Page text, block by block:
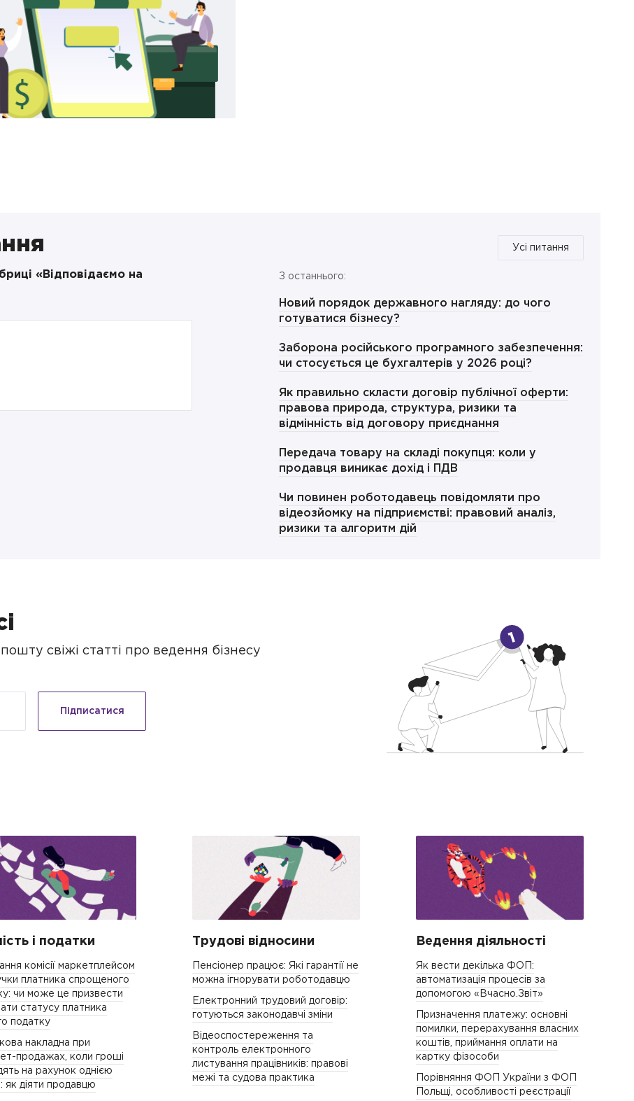
«Відповідаємо на
З останнього:
Новий порядок державного нагляду: до чого
готуватися бізнесу?
Заборона російського програмного забезпечення:
чи стосується це бухгалтерів у 2026 році?
Як правильно скласти договір публічної оферти:
правова природа, структура, ризики та
відмінність від договору приєднання
Передача товару на складі покупця: коли у
продавця виникає дохід і ПДВ
Чи повинен роботодавець повідомляти про
відеозйомку на підприємстві: правовий аналіз,
ризики та алгоритм дій
Усі питання
свіжі статті про ведення бізнесу
Підписатися
і податки
комісії маркетплейсом
платника спрощеного
чи може це призвести
статусу платника
податку
накладна при
продажах, коли гроші
на рахунок однією
як діяти продавцю
Трудові відносини
Пенсіонер працює: Які гарантії не
можна ігнорувати роботодавцю
Електронний трудовий договір:
готуються законодавчі зміни
Відеоспостереження та
контроль електронного
листування працівників: правові
межі та судова практика
Ведення діяльності
Як вести декілька ФОП:
автоматизація процесів за
допомогою «Вчасно.Звіт»
Призначення платежу: основні
помилки, перерахування власних
коштів, приймання оплати на
картку фізособи
Порівняння ФОП України з ФОП
Польщі, особливості реєстрації